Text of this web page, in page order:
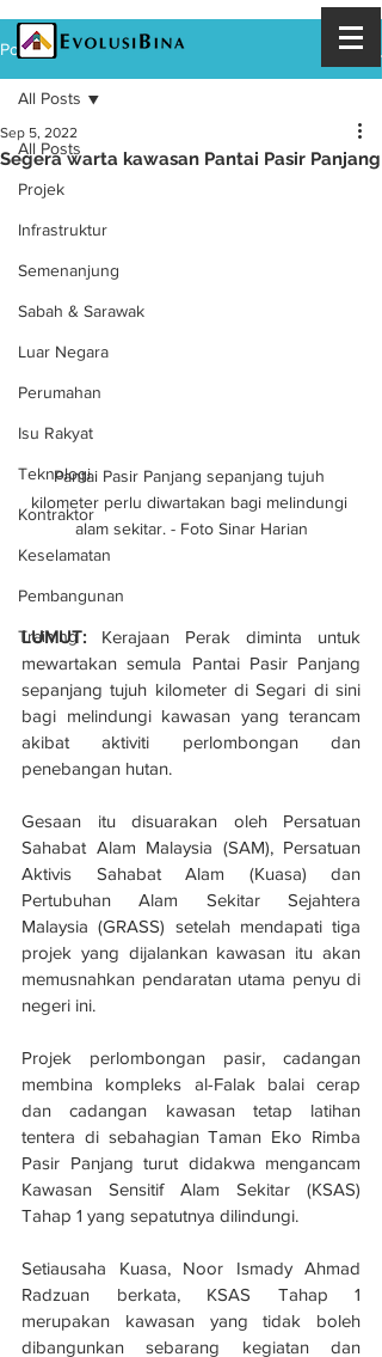
Post
All Posts
Projek
Infrastruktur
Semenanjung
Sabah & Sarawak
Luar Negara
Perumahan
Isu Rakyat
Teknologi
Kontraktor
Keselamatan
Pembangunan
Training
All Posts
Segera warta kawasan Pantai Pasir Panjang
Sep 5, 2022
Pantai Pasir Panjang sepanjang tujuh
kilometer perlu diwartakan bagi melindungi
alam sekitar. - Foto Sinar Harian
LUMUT: Kerajaan Perak diminta untuk
mewartakan semula Pantai Pasir Panjang
sepanjang tujuh kilometer di Segari di sini
bagi melindungi kawasan yang terancam
akibat aktiviti perlombongan dan
penebangan hutan.
Gesaan itu disuarakan oleh Persatuan
Sahabat Alam Malaysia (SAM), Persatuan
Aktivis Sahabat Alam (Kuasa) dan
Pertubuhan Alam Sekitar Sejahtera
Malaysia (GRASS) setelah mendapati tiga
projek yang dijalankan kawasan itu akan
memusnahkan pendaratan utama penyu di
negeri ini.
Projek perlombongan pasir, cadangan
membina kompleks al-Falak balai cerap
dan cadangan kawasan tetap latihan
tentera di sebahagian Taman Eko Rimba
Pasir Panjang turut didakwa mengancam
Kawasan Sensitif Alam Sekitar (KSAS)
Tahap 1 yang sepatutnya dilindungi.
Setiausaha Kuasa, Noor Ismady Ahmad
Radzuan berkata, KSAS Tahap 1
merupakan kawasan yang tidak boleh
dibangunkan sebarang kegiatan dan